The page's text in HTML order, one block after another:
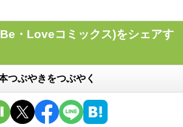
・Loveコミックス)をシェアす
つぶやきをつぶやく